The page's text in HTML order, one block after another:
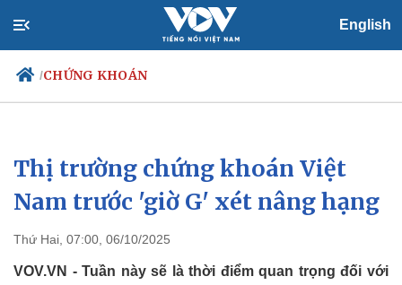
English
/CHỨNG KHOÁN
Chính trị
Đảng
Tổ chức nhân sự
Nhận diện sự thật
Xã hội
Tin 24h
Dự báo thời tiết
Việc làm
Thị trường chứng khoán Việt
Nam trước 'giờ G' xét nâng hạng
Thứ Hai, 07:00, 06/10/2025
VOV.VN - Tuần này sẽ là thời điểm quan trọng đối với